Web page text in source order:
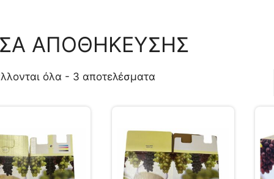
ΑΠΟΘΗΚΕΥΣΗΣ
όλα - 3 αποτελέσματα